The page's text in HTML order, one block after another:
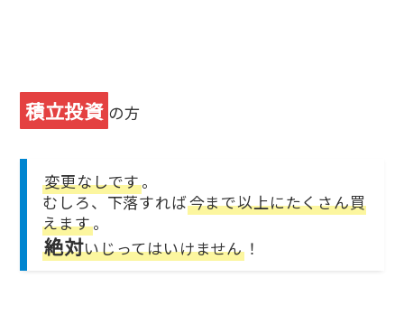
積立投資 の方
変更なしです。
むしろ、下落すれば今まで以上にたくさん買
えます。
絶対いじってはいけません ！